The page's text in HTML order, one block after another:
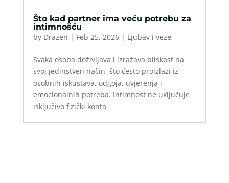
Što kad partner ima veću potrebu za
intimnošću
by Drazen | Feb 25, 2026| Ljubav i veze
Svaka osoba doživljava i izražava bliskost na
svoj jedinstven način, što često proizlazi iz
osobnih iskustava, odgoja, uvjerenja i
emocionalnih potreba. Intimnost ne uključuje
isključivo fizički konta